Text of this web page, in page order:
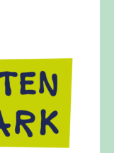
Angebot für
das zu
und
zu
frieden-
wichtige